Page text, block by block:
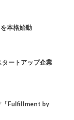
本格始動
タートアップ企業
「Fulfillment by